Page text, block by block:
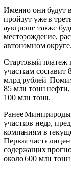
Именно они будут
пройдут уже в
аукционе также
месторождение,
автономном округе.
Стартовый платеж
участкам
млрд рублей.
85 млн тонн
100 млн тонн.
Ранее Минприроды
участков недр,
компаниям в
Первая часть
содержащих
около 600 млн